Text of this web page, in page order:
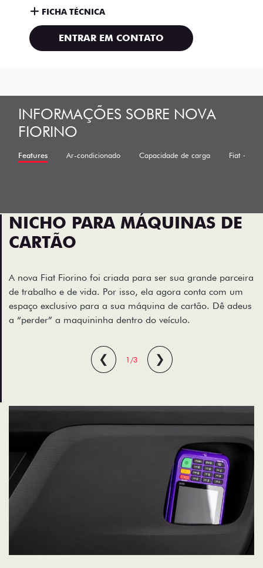
FICHA TÉCNICA
ENTRAR EM CONTATO
INFORMAÇÕES SOBRE NOVA
FIORINO
Features Ar-condicionado Capacidade de carga Fiat +
NICHO PARA MÁQUINAS DE
CARTÃO
A nova Fiat Fiorino foi criada para ser sua grande parceira
de trabalho e de vida. Por isso, ela agora conta com um
espaço exclusivo para a sua máquina de cartão. Dê adeus
a “perder” a maquininha dentro do veículo.
❮ 1/3 ❯